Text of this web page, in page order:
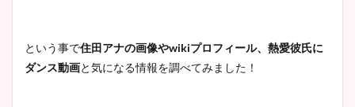
という事で住田アナの画像やwikiプロフィール、 熱愛彼氏に
ダンス動画と気になる情報を調べてみました！